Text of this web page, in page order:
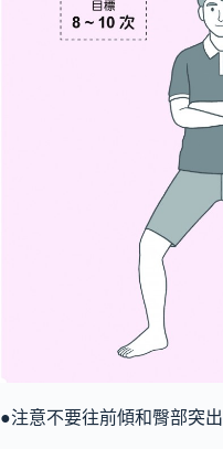
●注意不要往前傾和臀部突出